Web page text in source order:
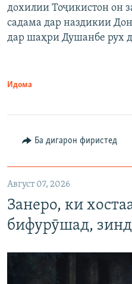
дохилии Тоҷикистон он
садама дар наздикии
дар шаҳри Душанбе рух
Идома
Ба дигарон фиристед
Август 07, 2026
Занеро, ки
бифурӯшад,